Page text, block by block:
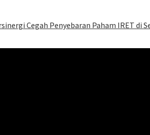
Cegah Penyebaran Paham IRET di